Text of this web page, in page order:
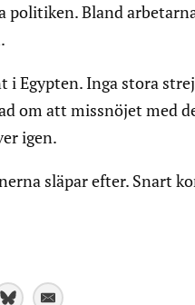
Bland
i Egypten. Inga stora
om att missnöjet med
igen.
släpar efter. Snart